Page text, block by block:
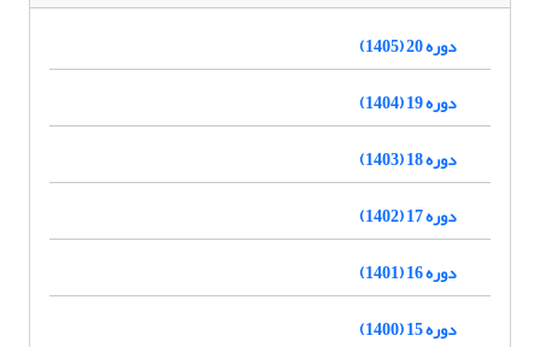
دوره 20 (1405)
دوره 19 (1404)
دوره 18 (1403)
دوره 17 (1402)
دوره 16 (1401)
دوره 15 (1400)